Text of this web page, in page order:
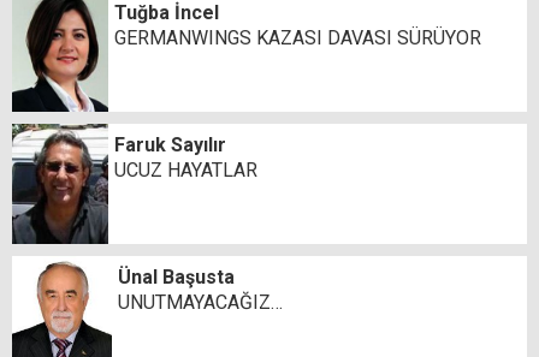
Tuğba İncel
GERMANWINGS KAZASI DAVASI SÜRÜYOR
Faruk Sayılır
UCUZ HAYATLAR
Ünal Başusta
UNUTMAYACAĞIZ…